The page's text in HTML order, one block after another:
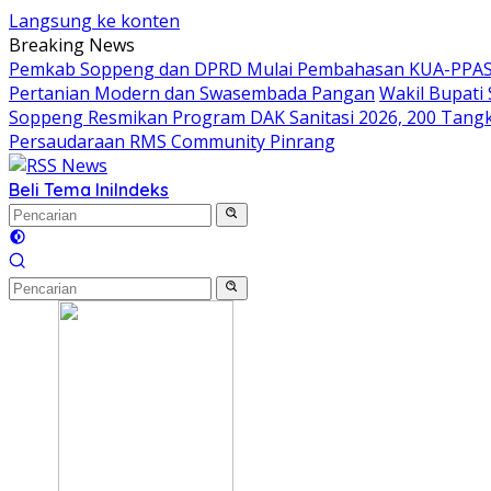
Langsung ke konten
Breaking News
Pemkab Soppeng dan DPRD Mulai Pembahasan KUA-
Pertanian Modern dan Swasembada Pangan Wakil Bupati
Soppeng Resmikan Program DAK Sanitasi 2026, 200
Persaudaraan RMS Community Pinrang
Beli Tema IniIndeks